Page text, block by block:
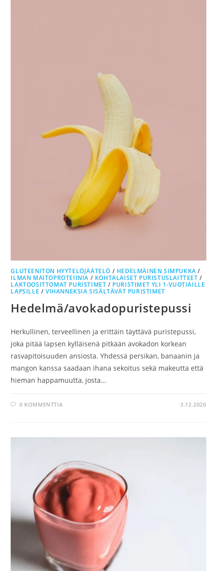
GLUTEENITON HYYTELÖJÄÄTELÖ / HEDELMÄINEN SIMPUKKA /
ILMAN MAITOPROTEIINIA / KOHTALAISET PURISTUSLAITTEET /
LAKTOOSITTOMAT PURISTIMET / PURISTIMET YLI 1-VUOTIAILLE
LAPSILLE /VIHANNEKSIA SISÄLTÄVÄT PURISTIMET
Hedelmä/avokadopuristepussi
Herkullinen, terveellinen ja erittäin täyttävä puristepussi,
joka pitää lapsen kylläisenä pitkään avokadon korkean
rasvapitoisuuden ansiosta. Yhdessä persikan, banaanin ja
mangon kanssa saadaan ihana sekoitus sekä makeutta että
hieman happamuutta, josta…
0 KOMMENTTIA 3.12.2020